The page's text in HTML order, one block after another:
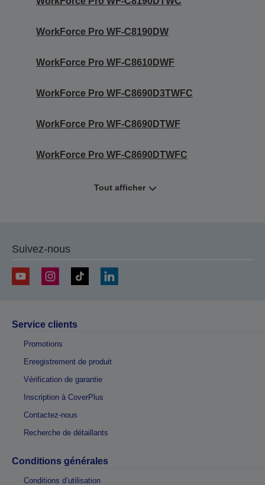
WorkForce Pro WF-C8190DW
WorkForce Pro WF-C8610DWF
WorkForce Pro WF-C8690D3TWFC
WorkForce Pro WF-C8690DTWF
WorkForce Pro WF-C8690DTWFC
Tout afficher
Suivez-nous
Service clients
Promotions
Enregistrement de produit
Vérification de garantie
Inscription à CoverPlus
Contactez-nous
Recherche de détaillants
Conditions générales
Conditions d’utilisation